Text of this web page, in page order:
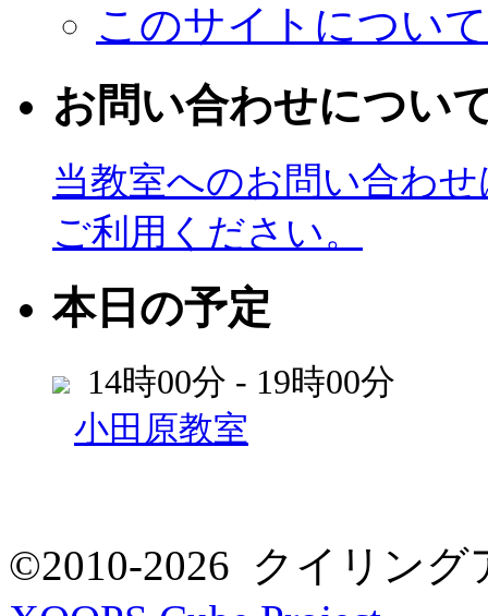
このサイトについて
お問い合わせについ
当教室へのお問い合わ
ご利用ください。
本日の予定
14時00分 - 19時00分
小田原教室
©2010-2026 クイリング